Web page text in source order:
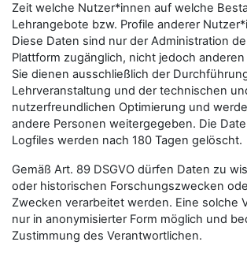
Zeit welche Nutzer*innen auf welche
Lehrangebote bzw. Profile anderer
Diese Daten sind nur der Administration
Plattform zugänglich, nicht jedoch
Sie dienen ausschließlich der
Lehrveranstaltung und der technischen
nutzerfreundlichen Optimierung und
andere Personen weitergegeben. Die
Logfiles werden nach 180 Tagen gelöscht.
Gemäß Art. 89 DSGVO dürfen Daten zu
oder historischen Forschungszwecken
Zwecken verarbeitet werden. Eine solche
nur in anonymisierter Form möglich und
Zustimmung des Verantwortlichen.